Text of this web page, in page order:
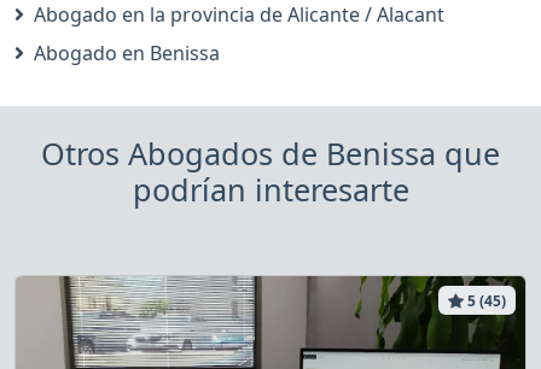
Abogado en la provincia de Alicante / Alacant
Abogado en Benissa
Otros Abogados de Benissa que
podrían interesarte
5 (45)